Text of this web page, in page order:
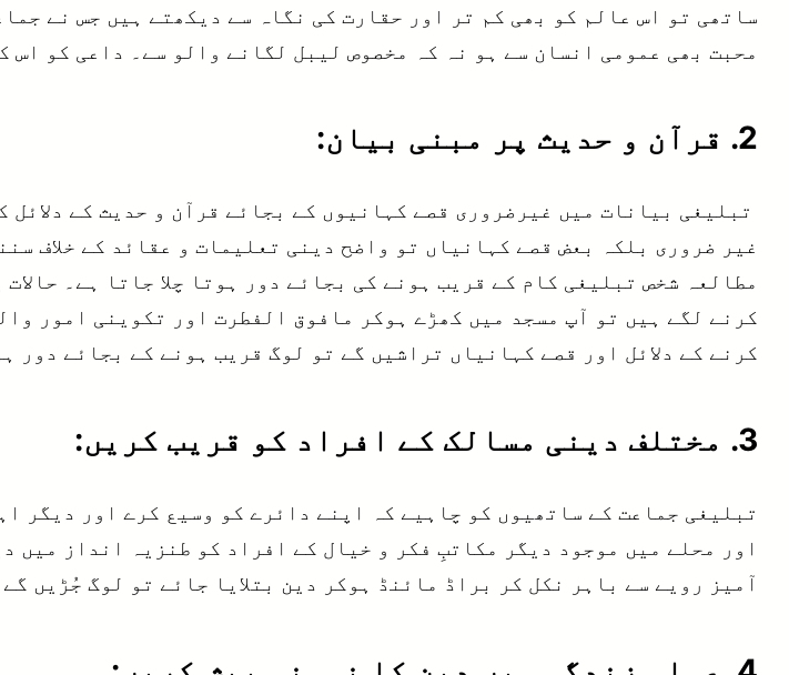
ساتھی تو اس عالم کو بھی کم تر اور حقارت کی نگاہ سے دیکھتے ہیں جس نے
محبت بھی عمومی انسان سے ہو نہ کہ مخصوص لیبل لگانے والو سے۔ داعی کو اس
2. قرآن و حدیث پر مبنی بیان:
تبلیغی بیانات میں غیرضروری قصے کہانیوں کے بجائے قرآن و حدیث کے
غیر ضروری بلکہ بعض قصے کہانیاں تو واضح دینی تعلیمات و عقائد کے خلاف
مطالعہ شخص تبلیغی کام کے قریب ہونے کی بجائے دور ہوتا چلا جاتا ہے۔
کرنے لگے ہیں تو آپ مسجد میں کھڑے ہوکر مافوق الفطرت اور تکوینی امور
کرنے کے دلائل اور قصے کہانیاں تراشیں گے تو لوگ قریب ہونے کے بجائے دور
3. مختلف دینی مسالک کے افراد کو قریب کریں:
تبلیغی جماعت کے ساتھیوں کو چاہیے کہ اپنے دائرے کو وسیع کرے اور دیگر
اور محلے میں موجود دیگر مکاتبِ فکر و خیال کے افراد کو طنزیہ انداز
آمیز رویے سے باہر نکل کر براڈ مائنڈ ہوکر دین بتلایا جائے تو لوگ جُڑیں